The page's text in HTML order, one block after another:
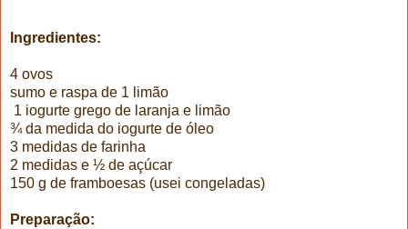
Ingredientes:
4 ovos
sumo e raspa de 1 limão
1 iogurte grego de laranja e limão
¾ da medida do iogurte de óleo
3 medidas de farinha
2 medidas e ½ de açúcar
150 g de framboesas (usei congeladas)
Preparação: